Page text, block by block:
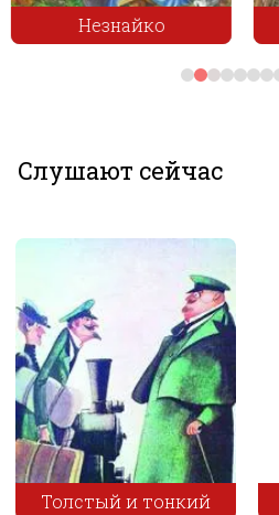
Телесик
Слушают сейчас
Тюк!